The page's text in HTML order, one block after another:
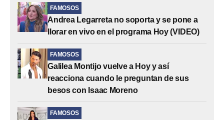
FAMOSOS
Andrea Legarreta no soporta y se pone a
llorar en vivo en el programa Hoy (VIDEO)
FAMOSOS
Galilea Montijo vuelve a Hoy y así
reacciona cuando le preguntan de sus
besos con Isaac Moreno
FAMOSOS